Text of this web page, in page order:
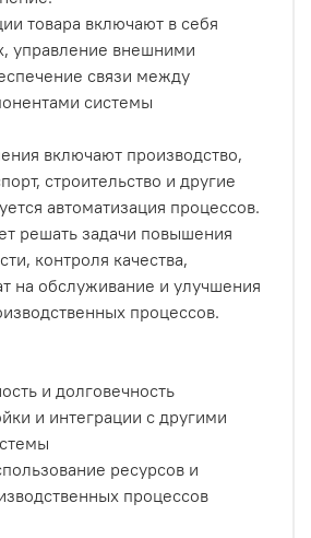
товара включают в себя
управление внешними
связи между
системы
включают производство,
строительство и другие
автоматизация процессов.
решать задачи повышения
контроля качества,
на обслуживание и улучшения
процессов.
и долговечность
и интеграции с другими
ресурсов и
процессов